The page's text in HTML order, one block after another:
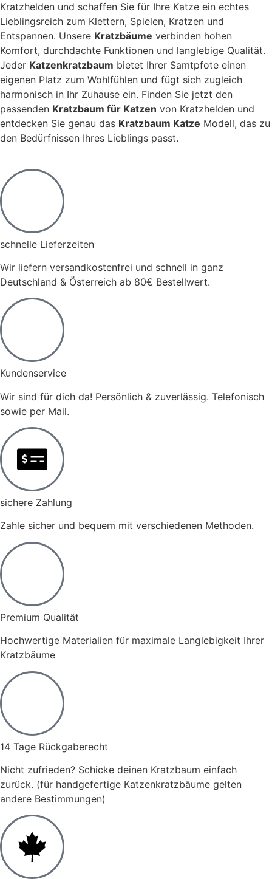
Kratzhelden und schaffen Sie für Ihre Katze ein echtes
Lieblingsreich zum Klettern, Spielen, Kratzen und
Entspannen. Unsere Kratzbäume verbinden hohen
Komfort, durchdachte Funktionen und langlebige Qualität.
Jeder Katzenkratzbaum bietet Ihrer Samtpfote einen
eigenen Platz zum Wohlfühlen und fügt sich zugleich
harmonisch in Ihr Zuhause ein. Finden Sie jetzt den
passenden Kratzbaum für Katzen von Kratzhelden und
entdecken Sie genau das Kratzbaum Katze Modell, das zu
den Bedürfnissen Ihres Lieblings passt.
schnelle Lieferzeiten
Wir liefern versandkostenfrei und schnell in ganz
Deutschland & Österreich ab 80€ Bestellwert.
Kundenservice
Wir sind für dich da! Persönlich & zuverlässig. Telefonisch
sowie per Mail.
sichere Zahlung
Zahle sicher und bequem mit verschiedenen Methoden.
Premium Qualität
Hochwertige Materialien für maximale Langlebigkeit Ihrer
Kratzbäume
14 Tage Rückgaberecht
Nicht zufrieden? Schicke deinen Kratzbaum einfach
zurück. (für handgefertige Katzenkratzbäume gelten
andere Bestimmungen)